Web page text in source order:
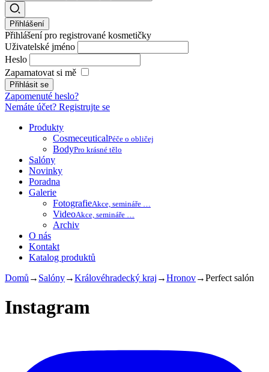
Přihlášení
Přihlášení pro registrované kosmetičky
Uživatelské jméno
Heslo
Zapamatovat si mě
Zapomenuté heslo?
Nemáte účet? Registrujte se
Produkty
CosmeceuticalPéče o obličej
BodyPro krásné tělo
Salóny
Novinky
Poradna
Galerie
FotografieAkce, semináře …
VideoAkce, semináře …
Archiv
O nás
Kontakt
Katalog produktů
Domů → Salóny→Královéhradecký kraj →Hronov→Perfect salón
Instagram